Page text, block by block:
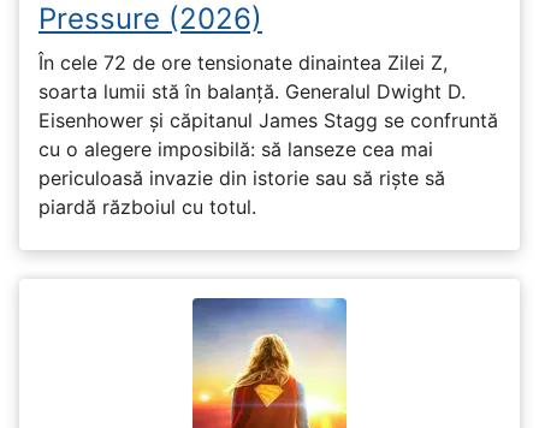
Pressure (2026)
În cele 72 de ore tensionate dinaintea Zilei Z,
soarta lumii stă în balanță. Generalul Dwight D.
Eisenhower și căpitanul James Stagg se confruntă
cu o alegere imposibilă: să lanseze cea mai
periculoasă invazie din istorie sau să riște să
piardă războiul cu totul.